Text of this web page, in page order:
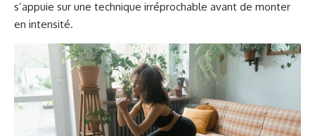
s’appuie sur une technique irréprochable avant de monter
en intensité.